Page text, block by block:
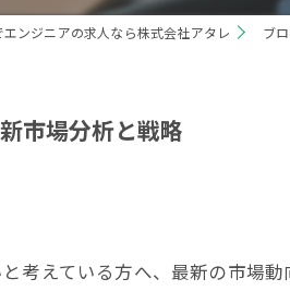
エンジニアの求人なら株式会社アタレ ブ
市場分析と戦略
考えている方へ、最新の市場